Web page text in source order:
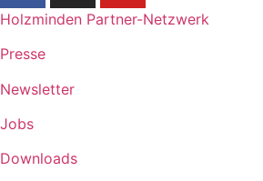
Holzminden Partner-Netzwerk
Presse
Newsletter
Jobs
Downloads